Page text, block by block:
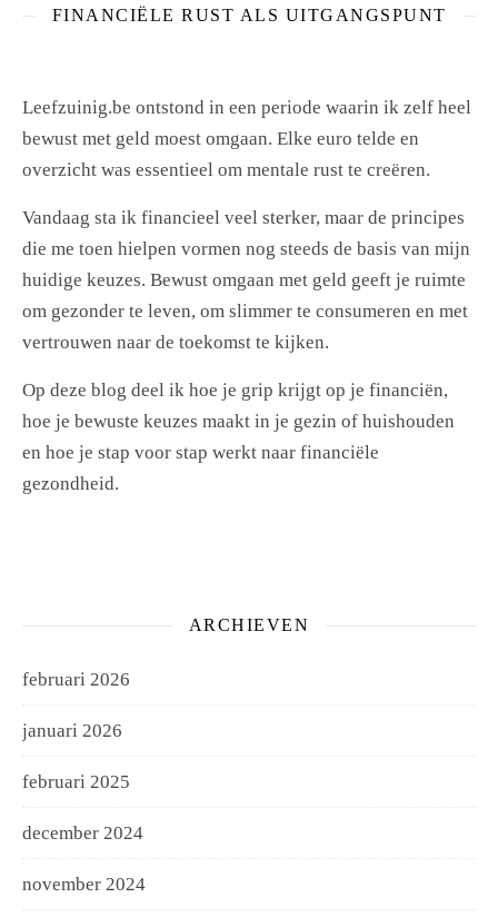
FINANCIËLE RUST ALS UITGANGSPUNT
Leefzuinig.be ontstond in een periode waarin ik zelf heel
bewust met geld moest omgaan. Elke euro telde en
overzicht was essentieel om mentale rust te creëren.
Vandaag sta ik financieel veel sterker, maar de principes
die me toen hielpen vormen nog steeds de basis van mijn
huidige keuzes. Bewust omgaan met geld geeft je ruimte
om gezonder te leven, om slimmer te consumeren en met
vertrouwen naar de toekomst te kijken.
Op deze blog deel ik hoe je grip krijgt op je financiën,
hoe je bewuste keuzes maakt in je gezin of huishouden
en hoe je stap voor stap werkt naar financiële
gezondheid.
ARCHIEVEN
februari 2026
januari 2026
februari 2025
december 2024
november 2024